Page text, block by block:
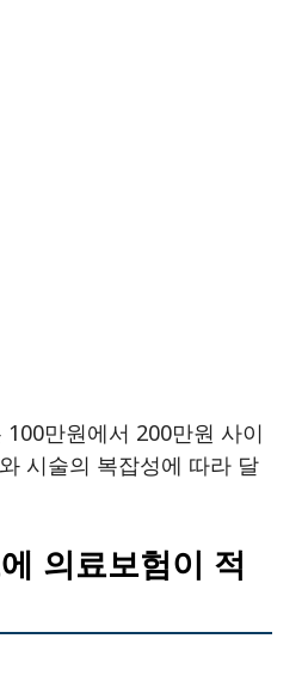
만원에서 200만원 사이
시술의 복잡성에 따라 달
의료보험이 적